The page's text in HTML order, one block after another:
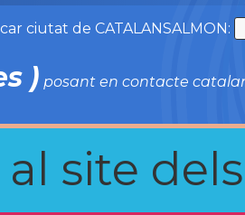
ciutat de CATALANSALMON:
) posant en contacte
site